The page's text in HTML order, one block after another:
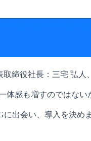
役社長：三宅 弘人
感も増すのではない
出会い、導入を決めま